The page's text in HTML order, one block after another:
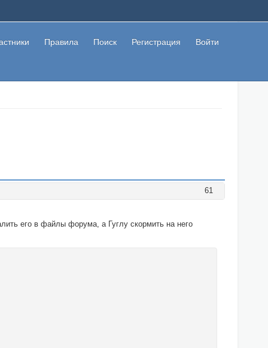
Правила Поиск Регистрация Войти
61
его в файлы форума, а Гуглу скормить на него